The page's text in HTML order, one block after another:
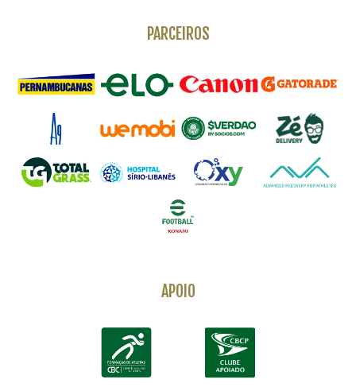
PARCEIROS
APOIO